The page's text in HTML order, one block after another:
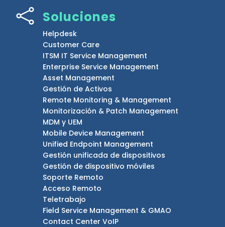
 Soluciones
Helpdesk
Customer Care
ITSM IT Service Management
Enterprise Service Management
Asset Management
Gestión de Activos
Remote Monitoring & Management
Monitorización & Patch Management
MDM y UEM
Mobile Device Management
Unified Endpoint Management
Gestión unificada de dispositivos
Gestión de dispositivo móviles
Soporte Remoto
Acceso Remoto
Teletrabajo
Field Service Management & GMAO
Contact Center VoIP